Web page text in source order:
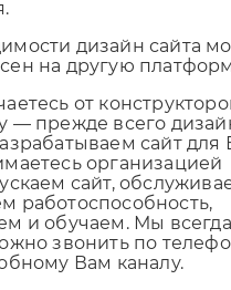
на другую
— прежде всего
сайт для
организацией
сайт,
работоспособность,
и обучаем. Мы всегда
звонить по
Вам каналу.